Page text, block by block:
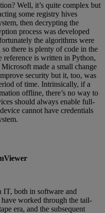
Well, it’s quite complex but
some registry hives
then decrypting the
process was developed
the algorithms were
there is plenty of code in the
is written in Python,
made a small change
security but it, too, was
of time. Intrinsically, if a
offline, there’s no way to
should always enable full-
cannot have credentials
both in software and
worked through the tail-
era, and the subsequent